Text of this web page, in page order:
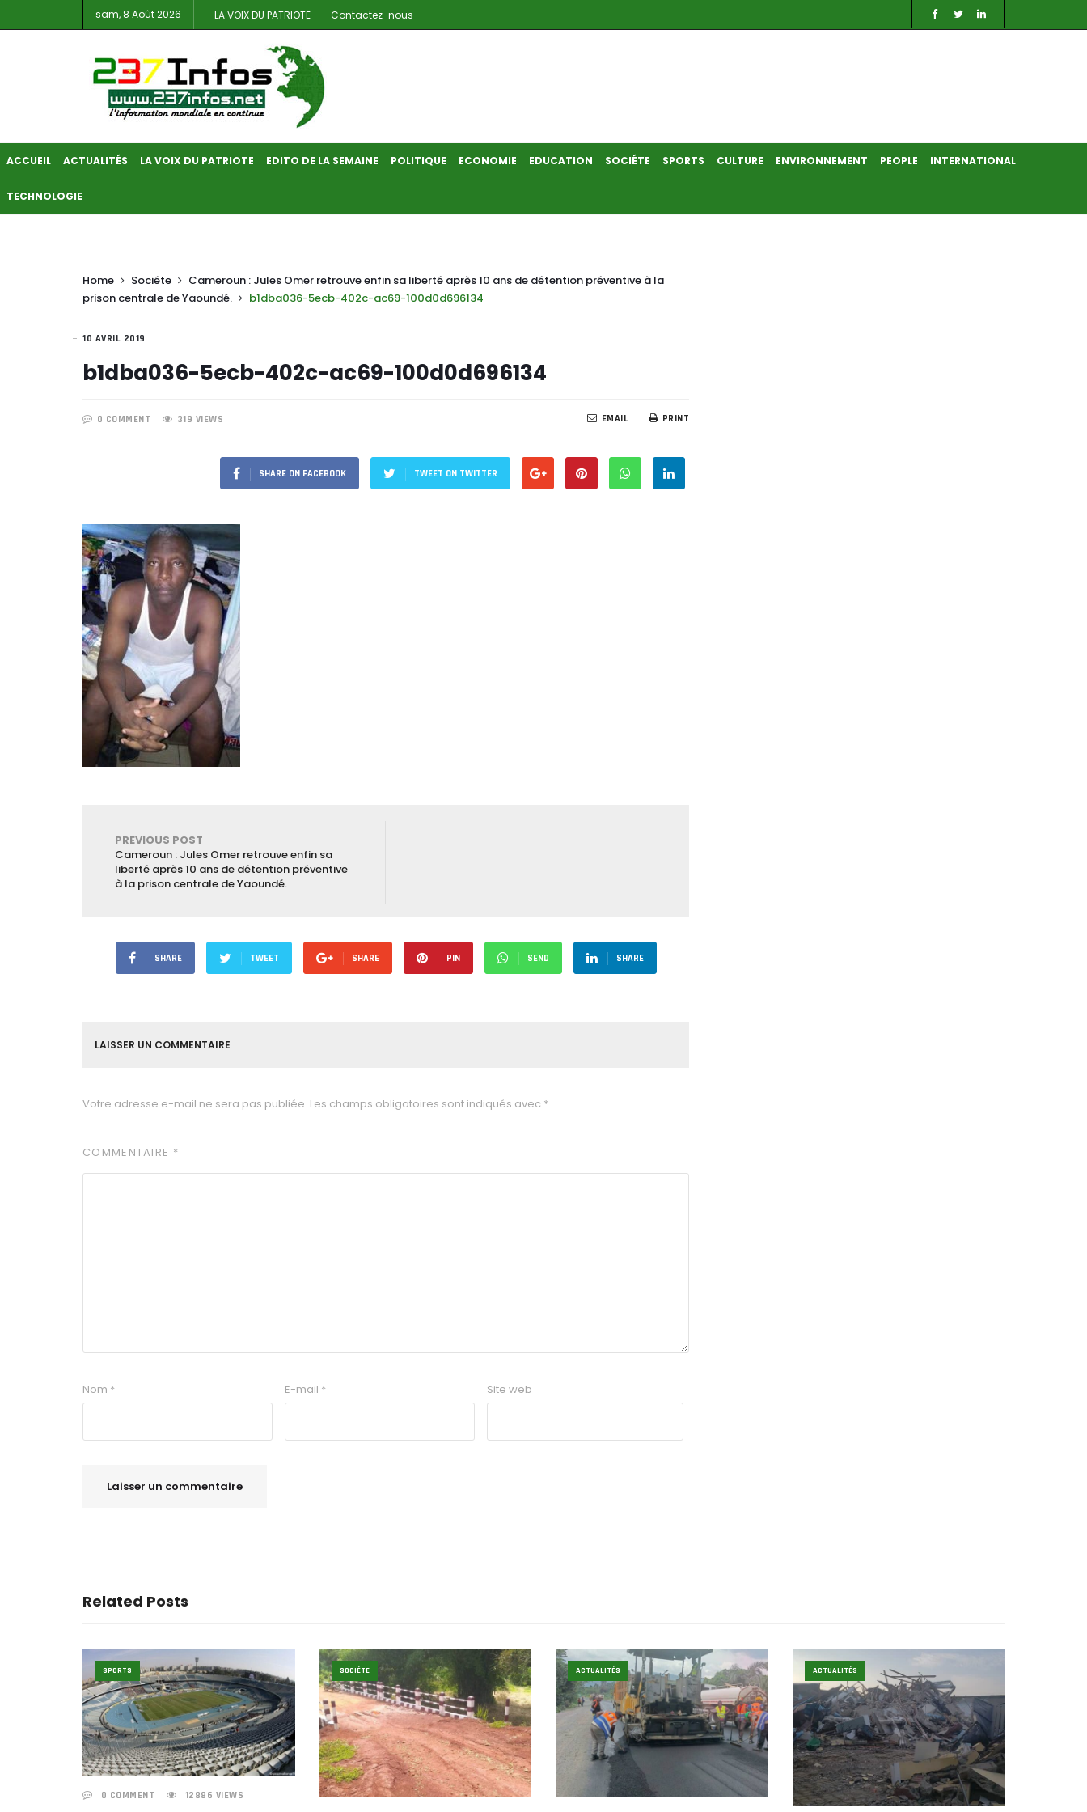
sam, 8 Août 2026 LA VOIX DU PATRIOTE Contactez-nous
ACCUEIL ACTUALITÉS LA VOIX DU PATRIOTE EDITO DE LA SEMAINE POLITIQUE ECONOMIE EDUCATION SOCIÉTE SPORTS CULTURE ENVIRONNEMENT PEOPLE INTERNATIONAL
TECHNOLOGIE
Home Sociéte
Cameroun : Jules Omer retrouve enfin sa liberté après 10 ans de détention préventive à la
prison centrale de Yaoundé.
b1dba036-5ecb-402c-ac69-100d0d696134
10 AVRIL 2019
b1dba036-5ecb-402c-ac69-100d0d696134
0 COMMENT 319 VIEWS PRINT
EMAIL
SHARE ON FACEBOOK TWEET ON TWITTER
PREVIOUS POST
Cameroun : Jules Omer retrouve enfin sa
liberté après 10 ans de détention préventive
à la prison centrale de Yaoundé.
SHARE TWEET SHARE PIN SEND SHARE
LAISSER UN COMMENTAIRE
Votre adresse e-mail ne sera pas publiée. Les champs obligatoires sont indiqués avec *
COMMENTAIRE *
Nom * E-mail * Site web
Related Posts
SPORTS
0 COMMENT 12886 VIEWS
SOCIÉTE ACTUALITÉS ACTUALITÉS